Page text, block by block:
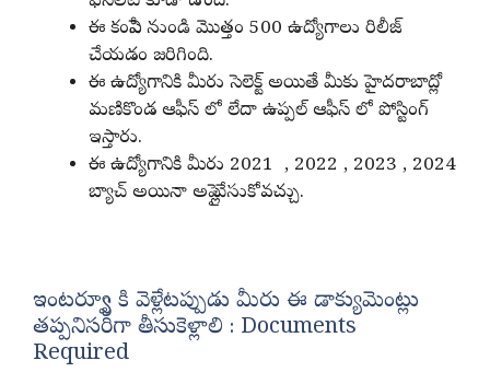
ఈ కంపెనీ నుండి మొత్తం 500 ఉద్యోగాలు రిలీజ్
చేయడం జరిగింది.
ఈ ఉద్యోగానికి మీరు సెలెక్ట్ అయితే మీకు హైదరాబాద్లో
మణికొండ ఆఫీస్ లో లేదా ఉప్పల్ ఆఫీస్ లో పోస్టింగ్
ఇస్తారు.
ఈ ఉద్యోగానికి మీరు 2021 , 2022 , 2023 , 2024
బ్యాచ్ అయినా అప్లై చేసుకోవచ్చు.
ఇంటర్వ్యూ కి వెళ్లేటప్పుడు మీరు ఈ డాక్యుమెంట్లు
తప్పనిసరిగా తీసుకెళ్లాలి : Documents
Required